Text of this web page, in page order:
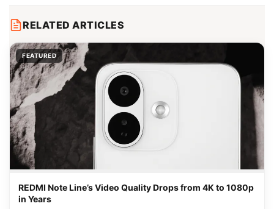
RELATED ARTICLES
FEATURED
REDMI Note Line’s Video Quality Drops from 4K to 1080p
in Years